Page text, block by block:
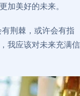
加美好的未来。
荆棘，或许会有指
我应该对未来充满信